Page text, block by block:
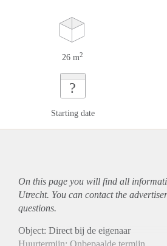
26 m2
?
Starting date
On this page you will find all
Utrecht. You can contact the
questions.
Object: Direct bij de eigenaar